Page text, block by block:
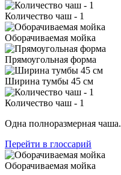
Количество чаш - 1
Оборачиваемая мойка
Прямоугольная форма
Ширина тумбы 45 см
Количество чаш - 1
Одна полноразмерная чаша.
Перейти в глоссарий
Оборачиваемая мойка